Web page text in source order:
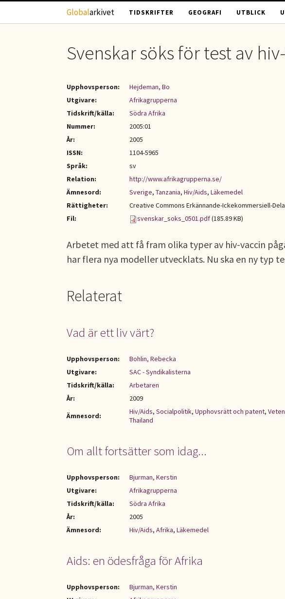
Hoppa till huvudinnehåll
Globalarkivet TIDSKRIFTER GEOGRAFI UTBLICK
Svenskar söks för test av
Upphovsperson:
Hejdeman, Bo
Utgivare:
Afrikagrupperna
Tidskrift/källa:
Södra Afrika
Nummer:
2005:01
År:
2005
ISSN:
1104-5965
Språk:
sv
Relation:
http://www.afrikagrupperna.se/
Ämnesord:
Sverige, Tanzania, Hiv/Aids, Läkemedel
Rättigheter:
Creative Commons Erkännande-Ickekommersiell-
Fil:
svenskar_soks_0501.pdf(185.89 KB)
Arbetet med att få fram olika typer av hiv-vaccin
har flera nya modeller utvecklats. Nu ska en ny typ
Relaterat
Vad är ett liv värt?
Upphovsperson:
Bohlin, Rebecka
Utgivare:
SAC - Syndikalisterna
Tidskrift/källa:
Arbetaren
År:
2009
Ämnesord:
Hiv/Aids, Socialpolitik, Upphovsrätt och patent,
Thailand
Om allt fortsätter som idag...
Upphovsperson:
Bjurman, Kerstin
Utgivare:
Afrikagrupperna
Tidskrift/källa:
Södra Afrika
År:
2005
Ämnesord:
Hiv/Aids, Afrika, Läkemedel
Aids: en ödesfråga för Afrika
Upphovsperson:
Bjurman, Kerstin